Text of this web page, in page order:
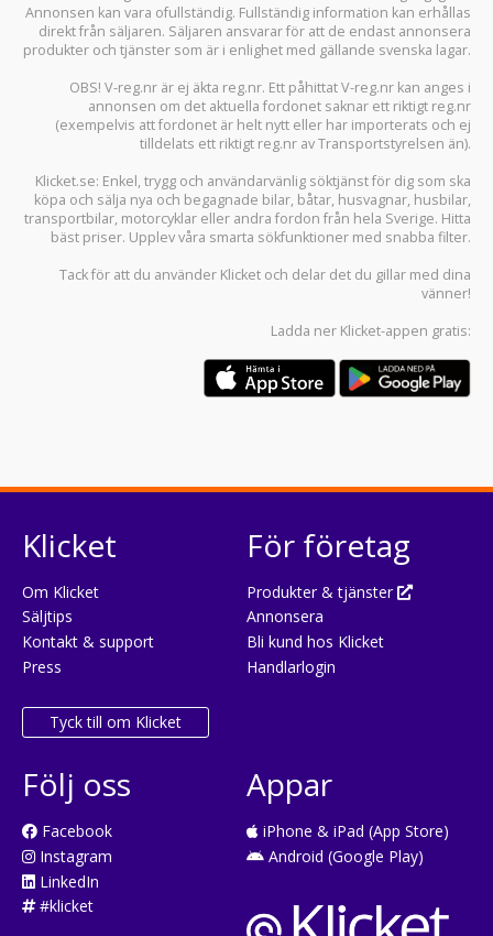
Annonsen kan vara ofullständig. Fullständig information kan erhållas
direkt från säljaren. Säljaren ansvarar för att de endast annonsera
produkter och tjänster som är i enlighet med gällande svenska lagar.
OBS! V-reg.nr är ej äkta reg.nr. Ett påhittat V-reg.nr kan anges i
annonsen om det aktuella fordonet saknar ett riktigt reg.nr
(exempelvis att fordonet är helt nytt eller har importerats och ej
tilldelats ett riktigt reg.nr av Transportstyrelsen än).
Klicket.se: Enkel, trygg och användarvänlig söktjänst för dig som ska
köpa och sälja nya och begagnade bilar, båtar, husvagnar, husbilar,
transportbilar, motorcyklar eller andra fordon från hela Sverige. Hitta
bäst priser. Upplev våra smarta sökfunktioner med snabba filter.
Tack för att du använder Klicket och delar det du gillar med dina
vänner!
Ladda ner Klicket-appen gratis:
Klicket
Om Klicket
Säljtips
Kontakt & support
Press
Tyck till om Klicket
För företag
Produkter & tjänster
Annonsera
Bli kund hos Klicket
Handlarlogin
Följ oss
Facebook
Instagram
LinkedIn
#klicket
Appar
iPhone & iPad (App Store)
Android (Google Play)